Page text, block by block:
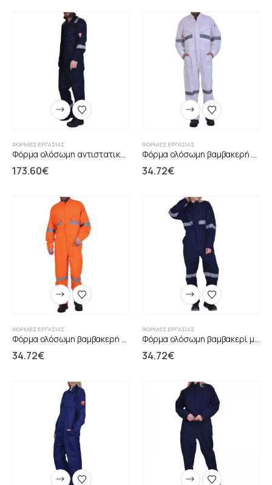
ΦΌΡΜΕΣ ΕΡΓΑΣΊΑΣ
Φόρμα ολόσωμη αντιστατική πυρίμαχη μπλε FR21
173.60€
ΦΌΡΜΕΣ ΕΡΓΑΣΊΑΣ
34.72€
ΦΌΡΜΕΣ ΕΡΓΑΣΊΑΣ
34.72€
ΦΌΡΜΕΣ ΕΡΓΑΣΊΑΣ
34.72€